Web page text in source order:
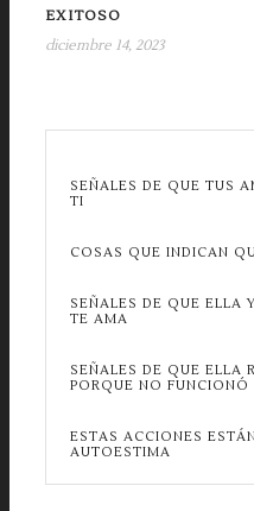
EXITOSO
diciembre 14, 2023
SEÑALES DE QUE TUS
TI
COSAS QUE INDICAN
SEÑALES DE QUE ELLA
TE AMA
SEÑALES DE QUE ELLA
PORQUE NO
ESTAS ACCIONES
AUTOESTIMA